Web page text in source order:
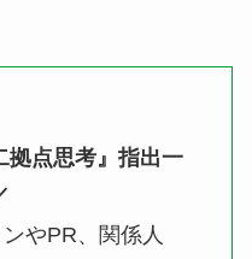
拠点思考』指出一
やPR、関係人